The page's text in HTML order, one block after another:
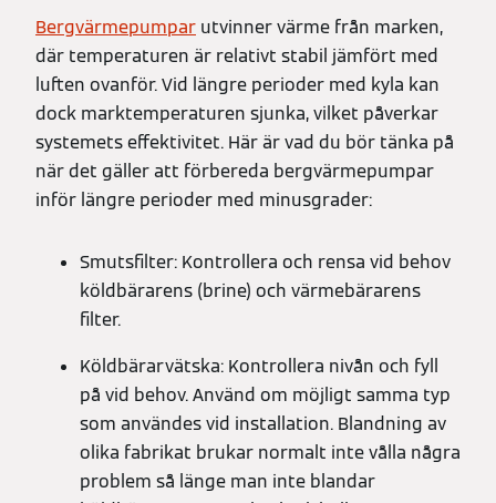
Bergvärmepumpar utvinner värme från marken,
där temperaturen är relativt stabil jämfört med
luften ovanför. Vid längre perioder med kyla kan
dock marktemperaturen sjunka, vilket påverkar
systemets effektivitet. Här är vad du bör tänka på
när det gäller att förbereda bergvärmepumpar
inför längre perioder med minusgrader:
Smutsfilter: Kontrollera och rensa vid behov
köldbärarens (brine) och värmebärarens
filter.
Köldbärarvätska: Kontrollera nivån och fyll
på vid behov. Använd om möjligt samma typ
som användes vid installation. Blandning av
olika fabrikat brukar normalt inte vålla några
problem så länge man inte blandar